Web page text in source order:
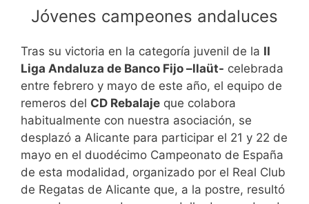
Jóvenes campeones andaluces
Tras su victoria en la categoría juvenil de la II
Liga Andaluza de Banco Fijo –llaüt- celebrada
entre febrero y mayo de este año, el equipo de
remeros del CD Rebalaje que colabora
habitualmente con nuestra asociación, se
desplazó a Alicante para participar el 21 y 22 de
mayo en el duodécimo Campeonato de España
de esta modalidad, organizado por el Real Club
de Regatas de Alicante que, a la postre, resultó